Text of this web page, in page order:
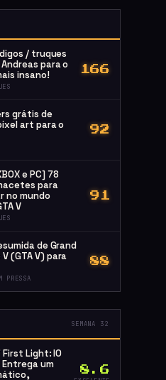
/ truques
Andreas para o
insano!
166
grátis de
art para o
92
e PC] 78
para
no mundo
V
91
de Grand
(GTA V) para
PRESSA
88
SEMANA 32
First Light: IO
um
8.6